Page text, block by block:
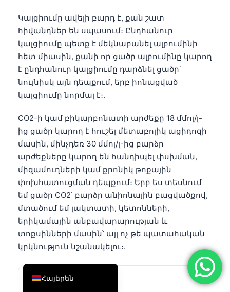
Կալցիումը ավելի բարդ է, քան շատ
հիվանդներ են սպասում։ Ընդհանուր
կալցիումը պետք է մեկնաբանել ալբումինի
հետ միասին, քանի որ ցածր ալբումինը կարող
է ընդհանուր կալցիումը դարձնել ցածր՝
նույնիսկ այն դեպքում, երբ իոնացված
կալցիումը նորմալ է։.
CO2-ի կամ բիկարբոնատի արժեքը 18 մմոլ/լ-
ից ցածր կարող է հուշել մետաբոլիկ ացիդոզի
մասին, մինչդեռ 30 մմոլ/լ-ից բարձր
արժեքները կարող են հանդիպել փսխման,
միզամուղների կամ քրոնիկ թոքային
փոխհատուցման դեպքում։ Երբ ես տեսնում
եմ ցածր CO2՝ բարձր անիոնային բացվածքով,
մտածում եմ լակտատի, կետոնների,
երիկամային անբավարարության և
տոքսինների մասին՝ այլ ոչ թե պատահական
կրկնություն նշանակելու։.
Կալիում
Հայերեն
Deutsch
العربية
Français
עִבְרִית
Italiano
Español
Português
Ελληνικά
Română
简体中文
فارسی
Български
Dansk